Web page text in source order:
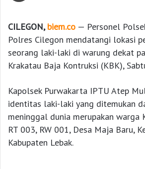
CILEGON, biem.co — Personel
Polres Cilegon mendatangi lokasi
seorang laki-laki di warung dekat
Krakatau Baja Kontruksi (KBK),
Kapolsek Purwakarta IPTU Atep
identitas laki-laki yang ditemukan
meninggal dunia merupakan warga
RT 003, RW 001, Desa Maja Baru,
Kabupaten Lebak.